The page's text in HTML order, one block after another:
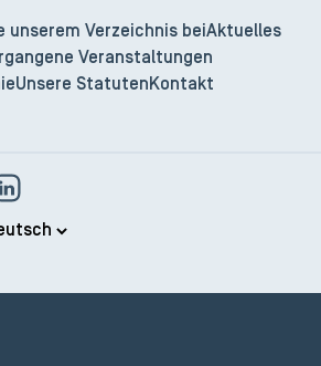
unserem Verzeichnis bei Aktuelles
Veranstaltungen
Unsere Statuten Kontakt